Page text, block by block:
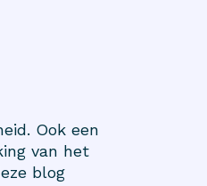
Ook een
van het
blog